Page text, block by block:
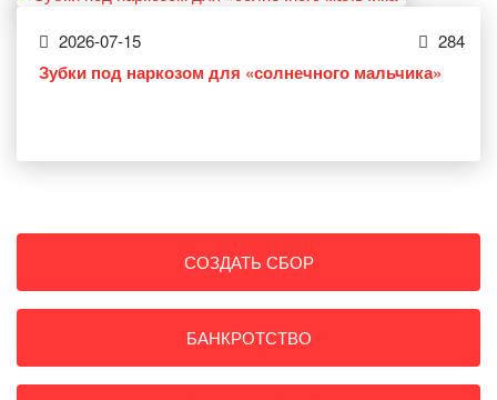
2026-07-15 284
Зубки под наркозом для «солнечного мальчика»
СОЗДАТЬ СБОР
БАНКРОТСТВО